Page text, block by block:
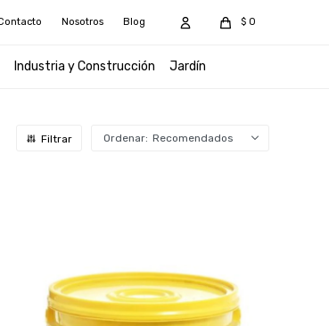
Industria y Construcción Jardín
$ 0
Nosotros Blog
Recomendados